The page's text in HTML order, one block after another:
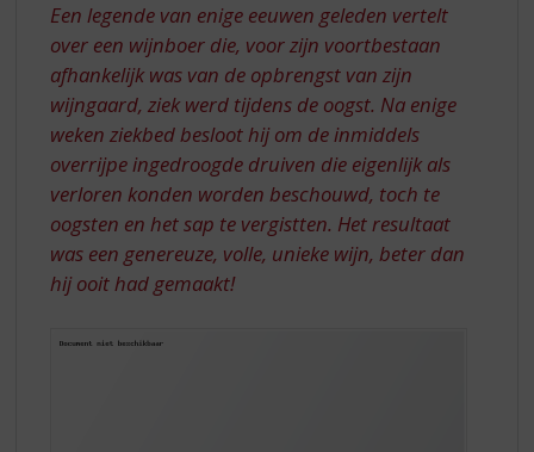
VOLLE
EN
UNIEKE
WIJN
Een legende van enige eeuwen geleden vertelt
over een wijnboer die, voor zijn voortbestaan
afhankelijk was van de opbrengst van zijn
wijngaard, ziek werd tijdens de oogst. Na enige
weken ziekbed besloot hij om de inmiddels
overrijpe ingedroogde druiven die eigenlijk als
verloren konden worden beschouwd, toch te
oogsten en het sap te vergistten. Het resultaat
was een genereuze, volle, unieke wijn, beter dan
hij ooit had gemaakt!